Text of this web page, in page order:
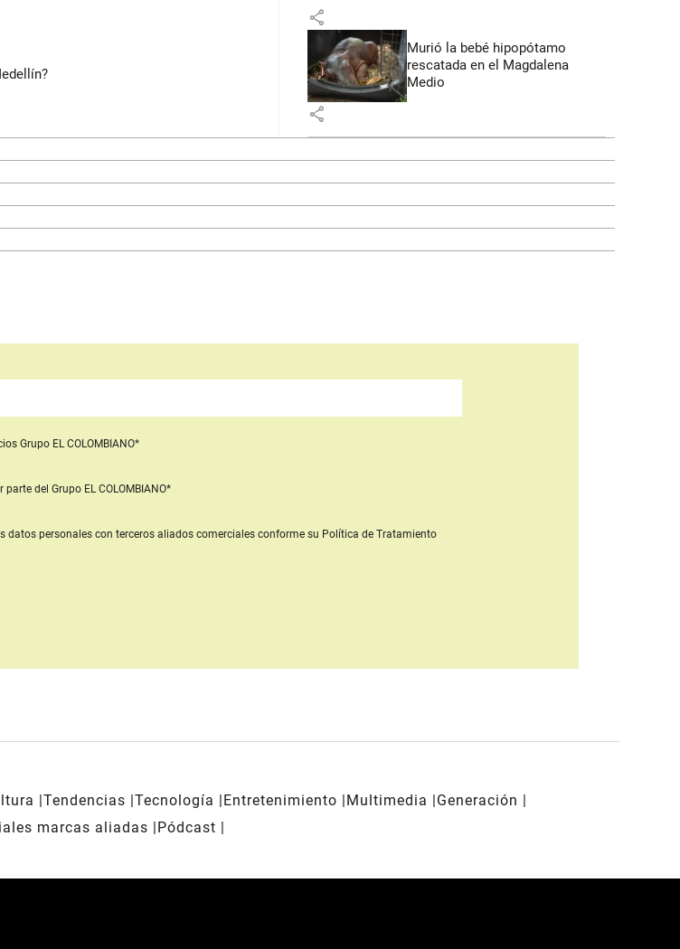
share
Murió la bebé hipopótamo
rescatada en el Magdalena
Medio
share
Grupo EL COLOMBIANO*
parte del Grupo EL COLOMBIANO*
datos personales con terceros aliados comercialesconforme su Política de Tratamiento
Tendencias Tecnología Entretenimiento Multimedia
Generación
marcas aliadas
Pódcast